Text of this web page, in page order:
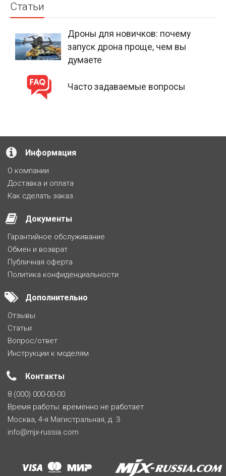
Статьи
Дроны для новичков: почему
запуск дрона проще, чем вы
думаете
Часто задаваемые вопросы
Информация
О компании
Доставка и оплата
Как сделать заказ
Документы
Гарантийное обслуживание
Обмен и возврат
Публичная оферта
Политика конфиденциальности
Дополнительно
Отзывы
Статьи
Вопрос/ответ
Инструкции к моделям
Контакты
8 (000) 000-00-00
Время работы: временно не работает
Москва, 4-я Магистральная, д. 3
info@mjx-russia.com